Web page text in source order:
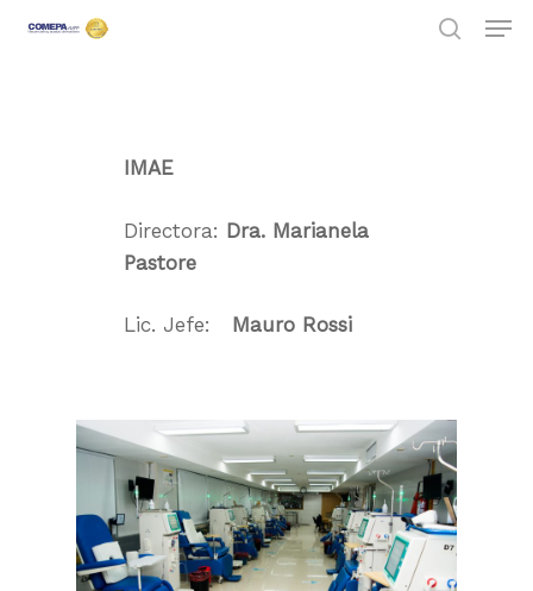
IMAE
Directora: Dra. Marianela
Pastore
Lic. Jefe: Mauro Rossi